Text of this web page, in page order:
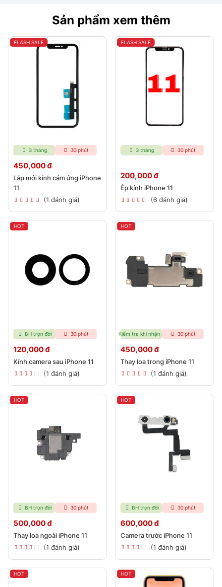
Sản phẩm xem thêm
FLASH SALE
3 tháng 30 phút
450,000 đ
Lắp mới kính cảm ứng iPhone
11
(1 đánh giá)
FLASH SALE
3 tháng 30 phút
200,000 đ
Ép kính iPhone 11
(6 đánh giá)
HOT
BH trọn đời 30 phút
120,000 đ
Kính camera sau iPhone 11
(1 đánh giá)
HOT
Kiểm tra khi nhận máy 30 phút
450,000 đ
Thay loa trong iPhone 11
(1 đánh giá)
HOT
BH trọn đời 30 phút
500,000 đ
Thay loa ngoài iPhone 11
(1 đánh giá)
HOT
BH trọn đời 30 phút
600,000 đ
Camera trước iPhone 11
(1 đánh giá)
HOT HOT